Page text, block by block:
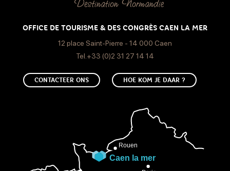
OFFICE DE TOURISME & DES CONGRÈS CAEN LA MER
12 place Saint-Pierre - 14 000 Caen
Tel.+33 (0)2 31 27 14 14
CONTACTEER ONS HOE KOM JE DAAR ?